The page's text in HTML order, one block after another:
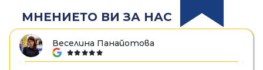
МНЕНИЕТО ВИ ЗА НАС
Веселина Панайотова
google